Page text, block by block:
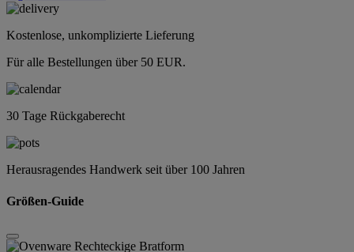
Kostenlose, unkomplizierte Lieferung
Für alle Bestellungen über 50 EUR.
30 Tage Rückgaberecht
Herausragendes Handwerk seit über 100 Jahren
Größen-Guide